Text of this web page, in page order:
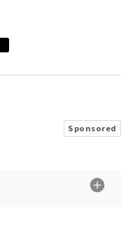
Sponsored